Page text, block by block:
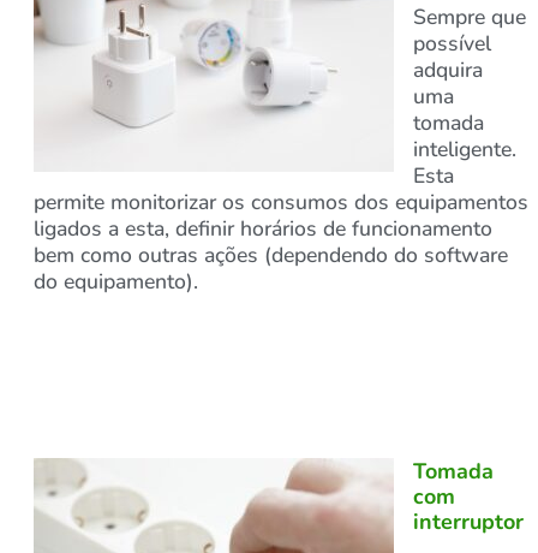
Sempre que
possível
adquira
uma
tomada
inteligente.
Esta
permite monitorizar os consumos dos equipamentos
ligados a esta, definir horários de funcionamento
bem como outras ações (dependendo do software
do equipamento).
Tomada
com
interruptor